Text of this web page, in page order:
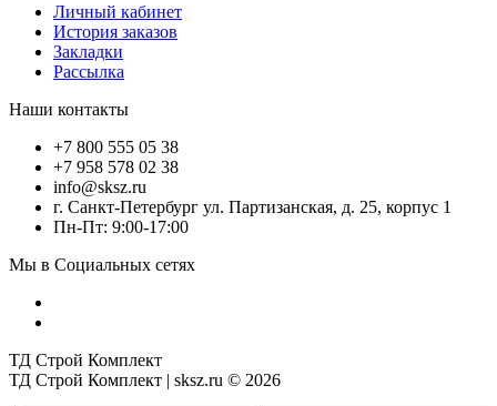
Личный кабинет
История заказов
Закладки
Рассылка
Наши контакты
+7 800 555 05 38
+7 958 578 02 38
info@sksz.ru
г. Санкт-Петербург ул. Партизанская, д. 25, корпус 1
Пн-Пт: 9:00-17:00
Мы в Социальных сетях
ТД Строй Комплект
ТД Строй Комплект | sksz.ru © 2026